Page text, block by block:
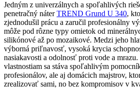
Jedným z univerzálnych a spoľahlivých
penetračný náterTREND Grund U 340,
zjednodušil prácu a zaručil profesionálny
môže pod rôzne typy omietok od
silikónové až po mozaikové. Medzi jeho
výborná priľnavosť, vysoká krycia
nasiakavosti a odolnosť proti vode a
vlastnostiam sa stáva spoľahlivým
profesionálov, ale aj domácich majstrov,
zrealizovať sami, no bez kompromisov v